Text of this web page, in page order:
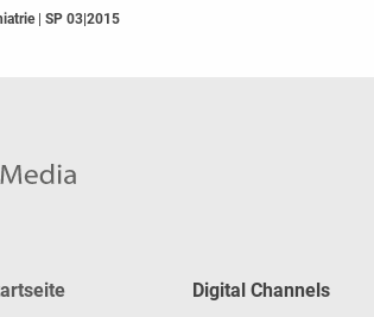
| SP 03|2015
Digital Channels